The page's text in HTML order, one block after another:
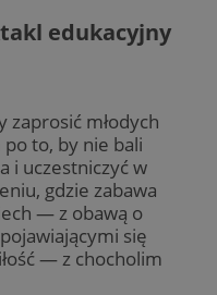
edukacyjny
zaprosić młodych
to, by nie bali
i uczestniczyć w
gdzie zabawa
— z obawą o
się
— z chocholim